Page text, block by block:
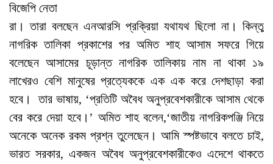
বিজেপি নেতা
রা। তারা বলছেন এনআরসি প্রক্রিয়া যথাযথ ছিলো না। কিন্তু
নাগরিক তালিকা প্রকাশের পর অমিত শাহ আসাম সফরে গিয়ে
বলেছেন আসামের চূড়ান্ত নাগরিক তালিকায় নাম না থাকা ১৯
লাখেরও বেশি মানুষের প্রত্যেককে এক এক করে দেশছাড়া করা
হবে। তার ভাষায়, ‘প্রতিটি অবৈধ অনুপ্রবেশকারীকে আসাম থেকে
বের করে দেয়া হবে।’ অমিত শাহ বলেন,‘জাতীয় নাগরিকপঞ্জি নিয়ে
অনেকে অনেক রকম প্রশ্ন তুলেছেন। আমি স্পষ্টভাবে বলতে চাই,
ভারত সরকার, একজন অবৈধ অনুপ্রবেশকারীকেও এদেশে থাকতে